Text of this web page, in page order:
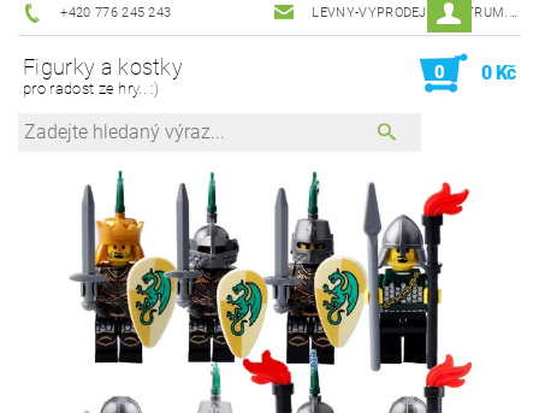
+420 776 245 243 LEVNY-VYPRODEJ@CENTRUM.CZ
Figurky a kostky
pro radost ze hry.. :)
0 0 Kč